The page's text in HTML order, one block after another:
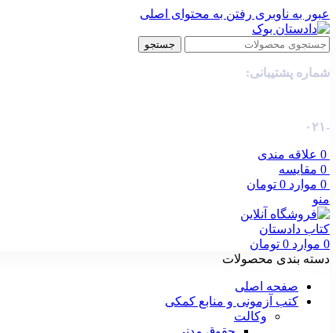
عبور به ناوبری رفتن به محتوای اصلی
جستجو
شماره پشتیبانی:
-۰۲۱
0 علاقه مندی
0 مقایسه
0 موارد 0 تومان
منو
0 موارد 0 تومان
دسته بندی محصولات
صفحه اصلی
کتب آزمونی و منابع کمکی
وکالت